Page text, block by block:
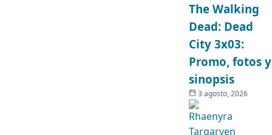
The Walking
Dead: Dead
City 3x03:
Promo, fotos y
sinopsis
3 agosto, 2026